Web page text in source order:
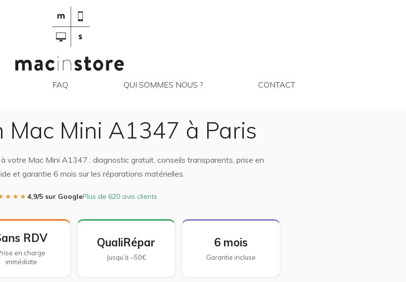
FAQ QUI SOMMES NOUS ? CONTACT
Mac Mini A1347 à Paris
votre Mac Mini A1347 : diagnostic gratuit, conseils transparents, prise en
et garantie 6 mois sur les réparations matérielles.
4,9/5 sur GooglePlus de 620 avis clients
RDV
en charge
immédiate
QualiRépar
Jusqu’à −50€
6 mois
Garantie incluse